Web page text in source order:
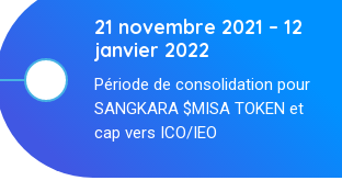
21 novembre 2021 – 12
janvier 2022
Période de consolidation pour
SANGKARA $MISA TOKEN et
cap vers ICO/IEO